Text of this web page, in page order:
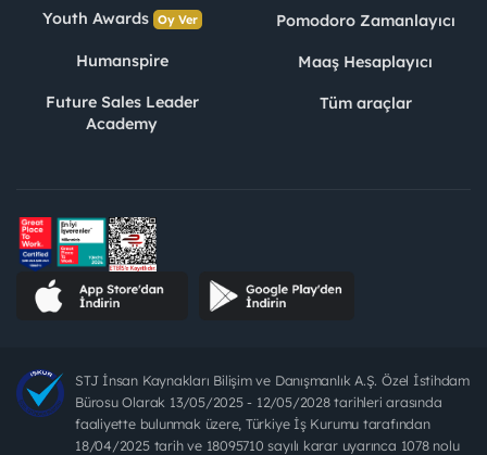
Youth Awards Oy Ver
Humanspire
Future Sales Leader
Academy
Pomodoro Zamanlayıcı
Maaş Hesaplayıcı
Tüm araçlar
STJ İnsan Kaynakları Bilişim ve Danışmanlık A.Ş. Özel İstihdam
Bürosu Olarak 13/05/2025 - 12/05/2028 tarihleri arasında
faaliyette bulunmak üzere, Türkiye İş Kurumu tarafından
18/04/2025 tarih ve 18095710 sayılı karar uyarınca 1078 nolu